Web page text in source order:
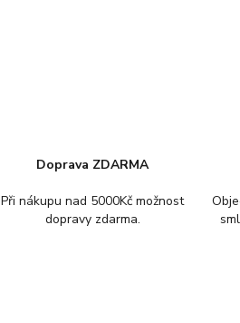
Doprava ZDARMA
Při nákupu nad 5000Kč možnost
dopravy zdarma.